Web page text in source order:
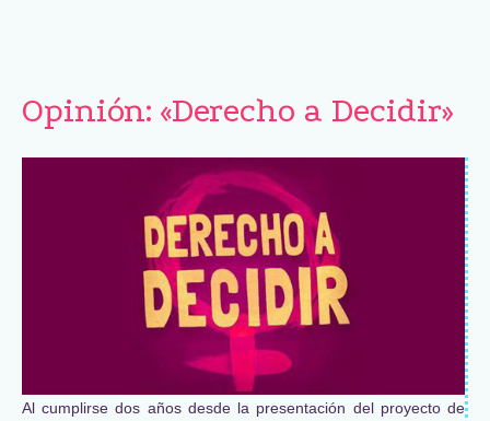
Opinión: «Derecho a Decidir»
Al cumplirse dos años desde la presentación del proyecto de